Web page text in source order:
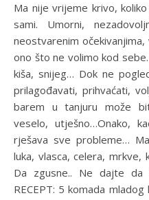
Ma nije vrijeme krivo, koliko god mi to željeli. Krivi smo mi
sami. Umorni,
neostvarenim
ono što ne volimo kod
kiša, snijeg… Dok ne
prilagođavati, prihvaćati,
barem u tanjuru može
veselo, utješno…Onako,
rješava sve probleme…
luka, vlasca, celera,
Da zgusne.. Ne dajte da
RECEPT: 5 komada